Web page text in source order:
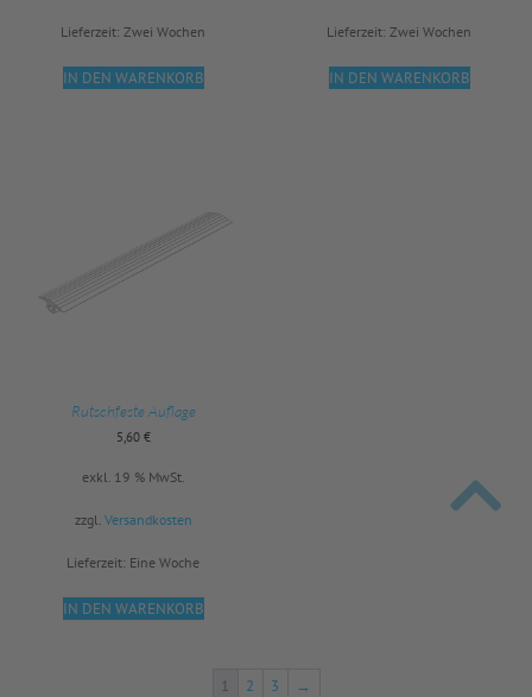
Lieferzeit: Zwei Wochen
IN DEN WARENKORB
Lieferzeit: Zwei Wochen
IN DEN WARENKORB
Rutschfeste Auflage
5,60 €
exkl. 19 % MwSt.
zzgl. Versandkosten
Lieferzeit: Eine Woche
IN DEN WARENKORB
1 2 3 →